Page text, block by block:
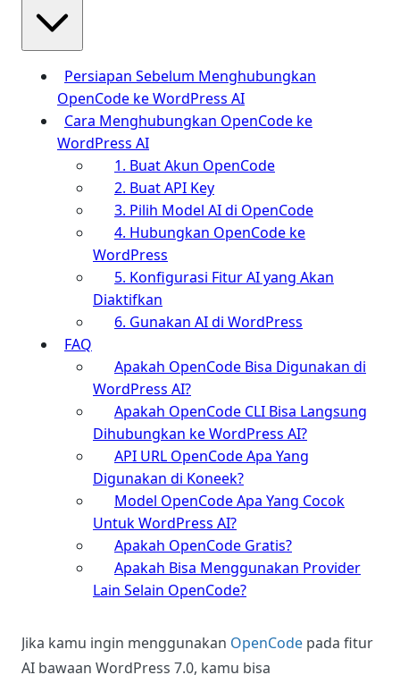
Persiapan Sebelum Menghubungkan
OpenCode ke WordPress AI
Cara Menghubungkan OpenCode ke
WordPress AI
1. Buat Akun OpenCode
2. Buat API Key
3. Pilih Model AI di OpenCode
4. Hubungkan OpenCode ke
WordPress
5. Konfigurasi Fitur AI yang Akan
Diaktifkan
6. Gunakan AI di WordPress
FAQ
Apakah OpenCode Bisa Digunakan di
WordPress AI?
Apakah OpenCode CLI Bisa Langsung
Dihubungkan ke WordPress AI?
API URL OpenCode Apa Yang
Digunakan di Koneek?
Model OpenCode Apa Yang Cocok
Untuk WordPress AI?
Apakah OpenCode Gratis?
Apakah Bisa Menggunakan Provider
Lain Selain OpenCode?
Jika kamu ingin menggunakan OpenCode pada fitur
AI bawaan WordPress 7.0, kamu bisa